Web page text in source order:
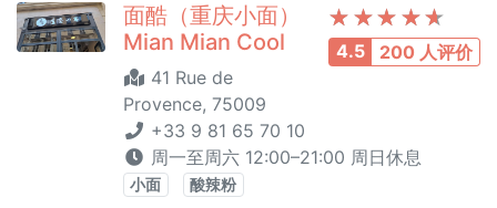
4.5 200 人评价
面酷（重庆小面）
Mian Mian Cool
41 Rue de
Provence, 75009
+33 9 81 65 70 10
周一至周六 12:00–21:00 周日休息
小面 酸辣粉